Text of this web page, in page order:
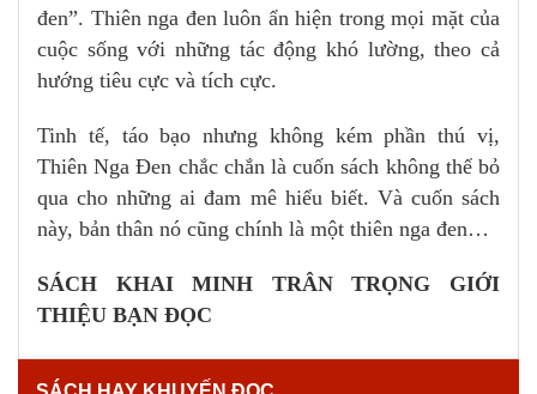
đen”. Thiên nga đen luôn ẩn hiện trong mọi mặt của
cuộc sống với những tác động khó lường, theo cả
hướng tiêu cực và tích cực.
Tinh tế, táo bạo nhưng không kém phần thú vị,
Thiên Nga Đen chắc chắn là cuốn sách không thể bỏ
qua cho những ai đam mê hiểu biết. Và cuốn sách
này, bản thân nó cũng chính là một thiên nga đen…
SÁCH KHAI MINH TRÂN TRỌNG GIỚI
THIỆU BẠN ĐỌC